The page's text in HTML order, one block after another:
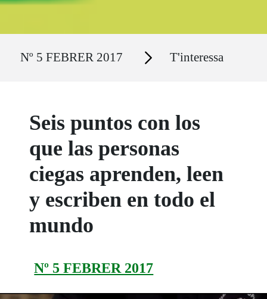
Nº 5 FEBRER 2017 Secciones T'interessa
Seis puntos con los
que las personas
ciegas aprenden, leen
y escriben en todo el
mundo
Nº 5 FEBRER 2017